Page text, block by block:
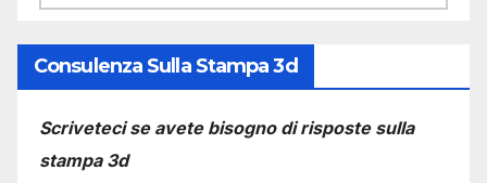
Consulenza Sulla Stampa 3d
Scriveteci se avete bisogno di risposte sulla
stampa 3d